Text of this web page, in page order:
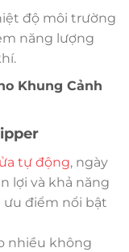
độ môi trường
năng lượng
Khung Cảnh
tự động, ngày
lợi và khả năng
điểm nổi bật
nhiều không